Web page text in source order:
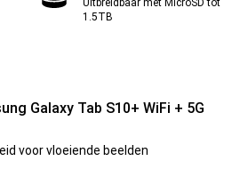
Uitbreidbaar met MicroSD tot
1.5TB
Galaxy Tab S10+ WiFi + 5G
voor vloeiende beelden